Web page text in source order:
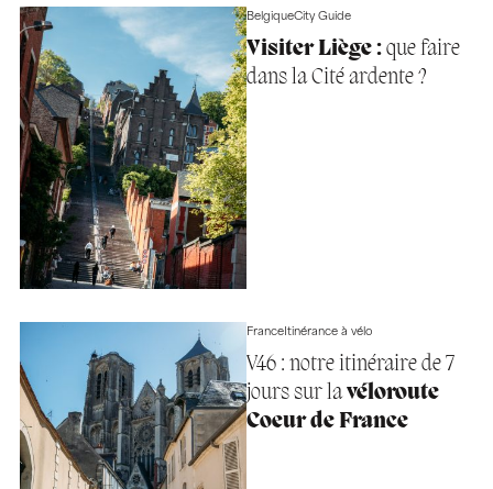
BelgiqueCity Guide
Visiter Liège :que faire
dans la Cité ardente ?
FranceItinérance à vélo
V46 : notre itinéraire de 7
jours sur lavéloroute
Coeur de France